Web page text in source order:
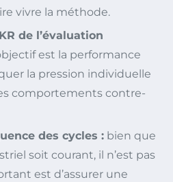
vivre la méthode.
de l’évaluation
est la performance
la pression individuelle
comportements contre-
des cycles : bien que
soit courant, il n’est pas
est d’assurer une